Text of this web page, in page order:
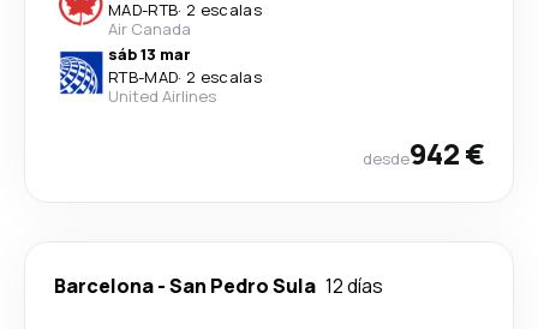
MAD-RTB· 2 escalas
Air Canada
sáb 13 mar
RTB-MAD· 2 escalas
United Airlines
desde942 €
Barcelona-San Pedro Sula 12 días